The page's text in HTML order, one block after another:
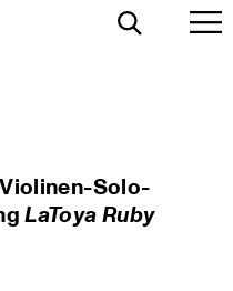
Toggle
Solo-
LaToya Ruby